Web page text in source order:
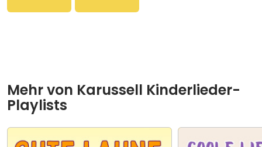
Mehr von Karussell Kinderlieder-
Playlists